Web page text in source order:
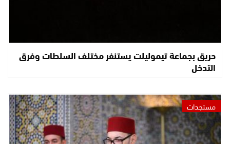
حريق بجماعة تيموليلت يستنفر مختلف السلطات وفرق
التدخل
مستجدات